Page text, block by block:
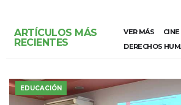
ARTÍCULOS MÁS
RECIENTES
VER MÁS CINE
DERECHOS
EDUCACIÓN